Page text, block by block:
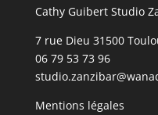
Cathy Guibert Studio
7 rue Dieu 31500
06 79 53 73 96
Mentions légales